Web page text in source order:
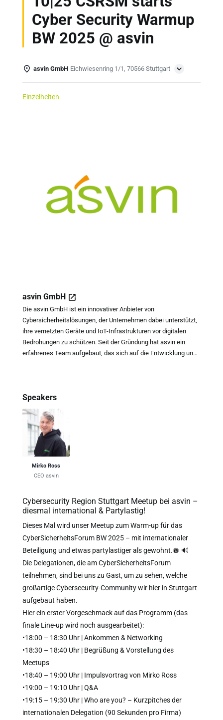
Cyber Security Warmup
BW 2025 @ asvin
asvin GmbH Eichwiesenring 1/1, 70566 Stuttgart
Einzelheiten
asvin GmbH
Die asvin GmbH ist ein innovativer Anbieter von
Cybersicherheitslösungen, der Unternehmen dabei unterstützt,
ihre vernetzten Geräte und IoT-Infrastrukturen vor digitalen
Bedrohungen zu schützen. Seit der Gründung hat asvin ein
erfahrenes Team aufgebaut, das sich auf die Entwicklung und
maßgeschneiderte Lösungen, die Unternehmen helfen, ihre
Angriffsflächen zu reduzieren und Compliance-Anforderungen
zu erfüllen. Dabei verbindet asvin technische Expertise mit
praxisnahen Ansätzen, um den individuellen Bedürfnissen
seiner Kunden gerecht zu werden.
Speakers
Mirko Ross
CEO asvin
Cybersecurity Region Stuttgart Meetup bei asvin –
diesmal international & Partylastig!
Dieses Mal wird unser Meetup zum Warm-up für das
CyberSicherheitsForum BW 2025 – mit internationaler
Beteiligung und etwas partylastiger als gewohnt.🪩 🔊
Die Delegationen, die am CyberSicherheitsForum
teilnehmen, sind bei uns zu Gast, um zu sehen, welche
großartige Cybersecurity-Community wir hier in Stuttgart
aufgebaut haben.
Hier ein erster Vorgeschmack auf das Programm (das
finale Line-up wird noch ausgearbeitet):
•18:00 – 18:30 Uhr | Ankommen & Networking
•18:30 – 18:40 Uhr | Begrüßung & Vorstellung des
Meetups
•18:40 – 19:00 Uhr | Impulsvortrag von Mirko Ross
•19:00 – 19:10 Uhr | Q&A
•19:15 – 19:30 Uhr | Who are you? – Kurzpitches der
internationalen Delegation (90 Sekunden pro Firma)